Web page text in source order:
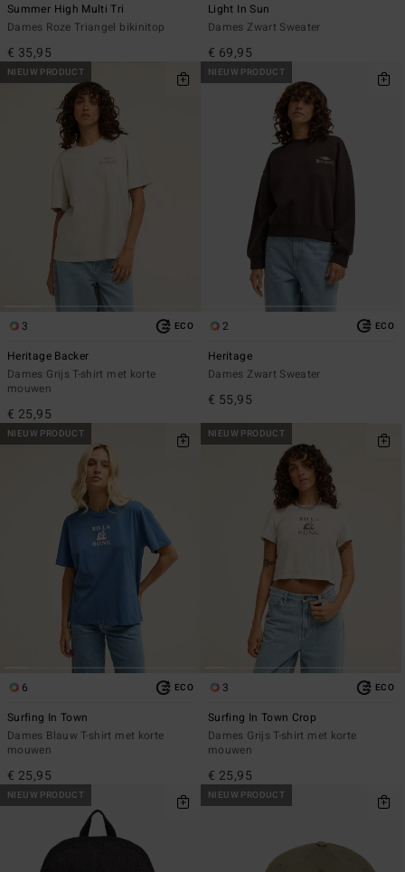
Summer High Multi Tri
Dames Roze Triangel bikinitop
€ 35,95
Light In Sun
Dames Zwart Sweater
€ 69,95
NIEUW PRODUCT
3 ECO
Heritage Backer
Dames Grijs T-shirt met korte
mouwen
€ 25,95
NIEUW PRODUCT
2 ECO
Heritage
Dames Zwart Sweater
€ 55,95
NIEUW PRODUCT
6 ECO
Surfing In Town
Dames Blauw T-shirt met korte
mouwen
€ 25,95
NIEUW PRODUCT
3 ECO
Surfing In Town Crop
Dames Grijs T-shirt met korte
mouwen
€ 25,95
NIEUW PRODUCT NIEUW PRODUCT